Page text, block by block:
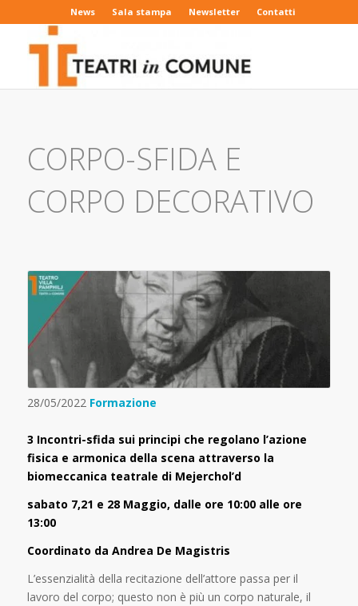
News Sala stampa Newsletter Contatti
CORPO-SFIDA E
CORPO DECORATIVO
28/05/2022 Formazione
3 Incontri-sfida sui principi che regolano l’azione
fisica e armonica della scena attraverso la
biomeccanica teatrale di Mejerchol’d
sabato 7,21 e 28 Maggio, dalle ore 10:00 alle ore
13:00
Coordinato da Andrea De Magistris
L’essenzialità della recitazione dell’attore passa per il
lavoro del corpo; questo non è più un corpo naturale, il